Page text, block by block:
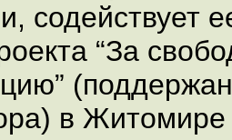
содействует
“За
в